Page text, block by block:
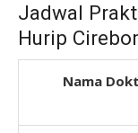
Jadwal
Hurip
Nama